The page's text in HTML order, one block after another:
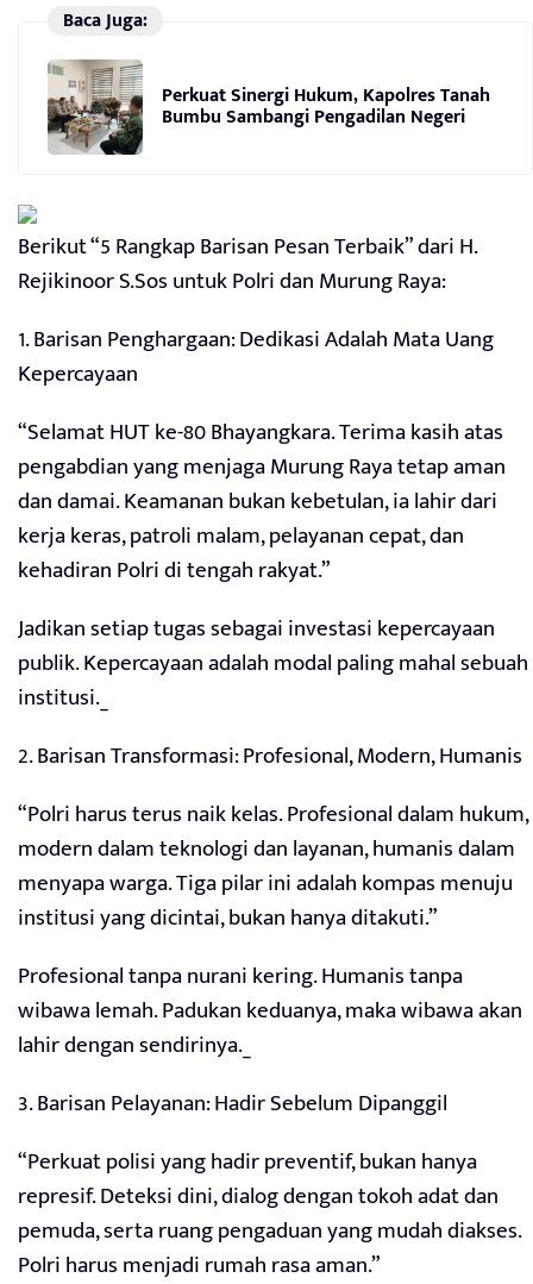
Baca Juga:
Perkuat Sinergi Hukum, Kapolres Tanah
Bumbu Sambangi Pengadilan Negeri
Berikut “5 Rangkap Barisan Pesan Terbaik” dari H.
Rejikinoor S.Sos untuk Polri dan Murung Raya:
1. Barisan Penghargaan: Dedikasi Adalah Mata Uang
Kepercayaan
“Selamat HUT ke-80 Bhayangkara. Terima kasih atas
pengabdian yang menjaga Murung Raya tetap aman
dan damai. Keamanan bukan kebetulan, ia lahir dari
kerja keras, patroli malam, pelayanan cepat, dan
kehadiran Polri di tengah rakyat.”
Jadikan setiap tugas sebagai investasi kepercayaan
publik. Kepercayaan adalah modal paling mahal sebuah
institusi._
2. Barisan Transformasi: Profesional, Modern, Humanis
“Polri harus terus naik kelas. Profesional dalam hukum,
modern dalam teknologi dan layanan, humanis dalam
menyapa warga. Tiga pilar ini adalah kompas menuju
institusi yang dicintai, bukan hanya ditakuti.”
Profesional tanpa nurani kering. Humanis tanpa
wibawa lemah. Padukan keduanya, maka wibawa akan
lahir dengan sendirinya._
3. Barisan Pelayanan: Hadir Sebelum Dipanggil
“Perkuat polisi yang hadir preventif, bukan hanya
represif. Deteksi dini, dialog dengan tokoh adat dan
pemuda, serta ruang pengaduan yang mudah diakses.
Polri harus menjadi rumah rasa aman.”